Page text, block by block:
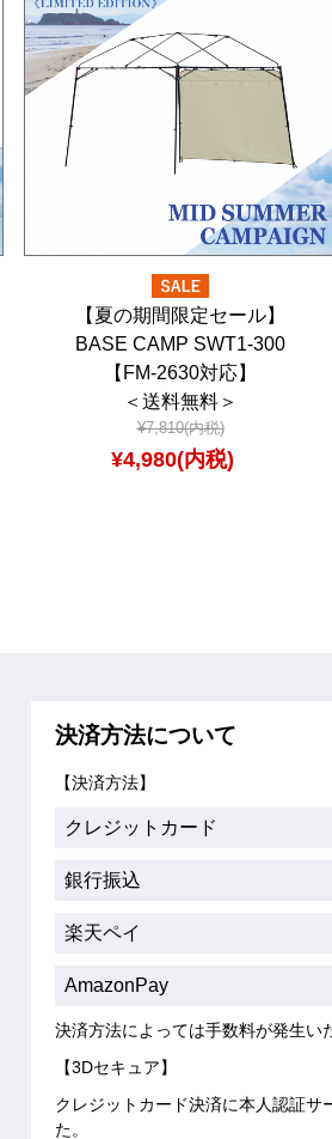
【夏の期間限定セール】
BASE CAMP SWT1-300
【FM-2630対応】
＜送料無料＞
¥7,810(内税)
¥4,980(内税)
決済方法について
【決済方法】
クレジットカード
銀行振込
楽天ペイ
AmazonPay
決済方法によっては手数料が発生い
【3Dセキュア】
クレジットカード決済に本人認証サ
た。